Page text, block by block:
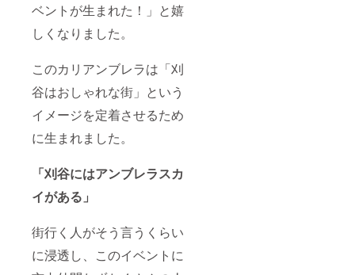
ベントが生まれた！」と嬉
しくなりました。
このカリアンブレラは「刈
谷はおしゃれな街」という
イメージを定着させるため
に生まれました。
「刈谷にはアンブレラスカ
イがある」
街行く人がそう言うくらい
に浸透し、このイベントに